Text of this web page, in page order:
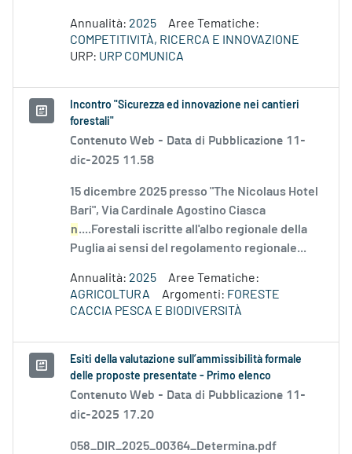
Annualità: 2025
Aree Tematiche:
COMPETITIVITÀ, RICERCA E INNOVAZIONE
URP: URP COMUNICA
Incontro "Sicurezza ed innovazione nei cantieri
forestali"
Contenuto Web - Data di Pubblicazione 11-
dic-2025 11.58
15 dicembre 2025 presso "The Nicolaus Hotel
Bari", Via Cardinale Agostino Ciasca
n....Forestali iscritte all'albo regionale della
Puglia ai sensi del regolamento regionale...
Annualità: 2025
Aree Tematiche:
AGRICOLTURA
Argomenti: FORESTE
CACCIA PESCA E BIODIVERSITÀ
Esiti della valutazione sull’ammissibilità formale
delle proposte presentate - Primo elenco
Contenuto Web - Data di Pubblicazione 11-
dic-2025 17.20
058_DIR_2025_00364_Determina.pdf